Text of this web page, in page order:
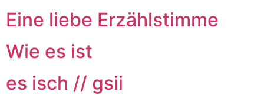
Eine liebe Erzählstimme
Wie es ist
es isch // gsii